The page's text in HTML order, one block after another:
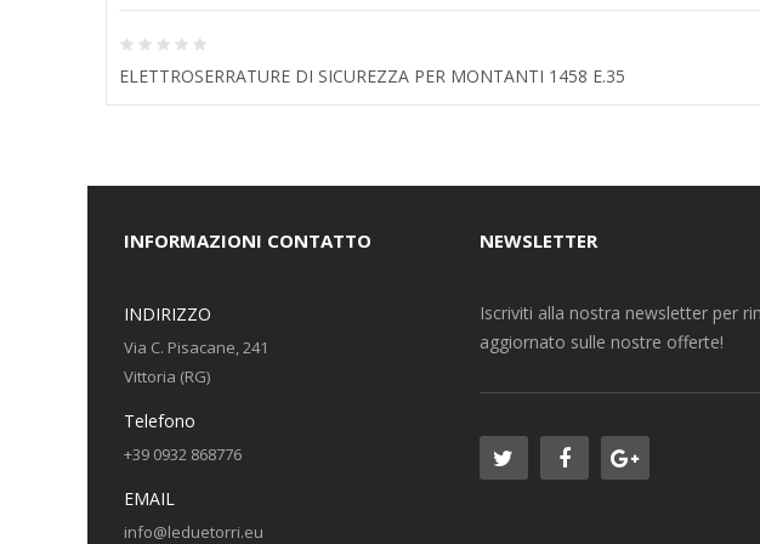
ELETTROSERRATURE DI SICUREZZA PER MONTANTI 1458 E.35
INFORMAZIONI CONTATTO
INDIRIZZO
Via C. Pisacane, 241
Vittoria (RG)
Telefono
+39 0932 868776
EMAIL
info@leduetorri.eu
NEWSLETTER
Iscriviti alla nostra newsletter per
aggiornato sulle nostre offerte!